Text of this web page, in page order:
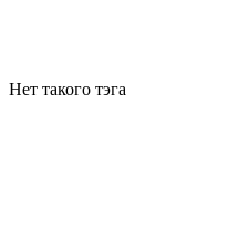
Нет такого тэга